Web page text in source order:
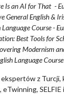
Is an AI for That -
General English &
Language Course -
Best Tools for
Modernism
Language Course
z